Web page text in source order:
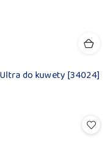
do kuwety [34024]